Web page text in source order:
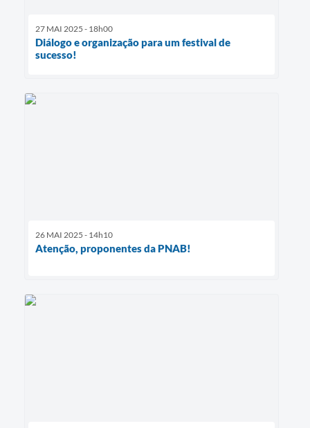
27 MAI 2025 - 18h00
Diálogo e organização para um festival de
sucesso!
26 MAI 2025 - 14h10
Atenção, proponentes da PNAB!